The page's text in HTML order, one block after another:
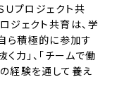
Ｕプロジェクト共
ジェクト共育は、学
ら積極的に参加す
く力」、「チームで働
経験を通して養え